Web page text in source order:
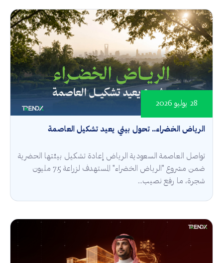
الرياض الخضراء.. تحول بيئي يعيد تشكيل العاصمة
28 يوليو 2026
تواصل العاصمة السعودية الرياض إعادة تشكيل بيئتها الحضرية
ضمن مشروع "الرياض الخضراء" المستهدف لزراعة 7.5 مليون
شجرة، ما رفع نصيب...